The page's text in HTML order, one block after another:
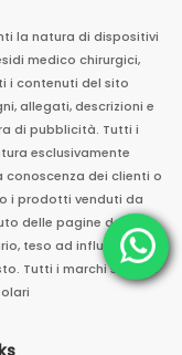
la natura di dispositivi
medico chirurgici,
i contenuti del sito
allegati, descrizioni e
di pubblicità. Tutti i
esclusivamente
dei clienti o
i prodotti venduti da
delle pagine del sito
teso ad influenzare in
Tutti i marchi sono di